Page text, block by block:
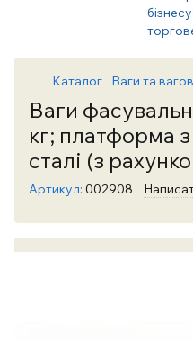
Каталог Ваги та
Ваги
кг; платформа
сталі (з
Артикул: 002908